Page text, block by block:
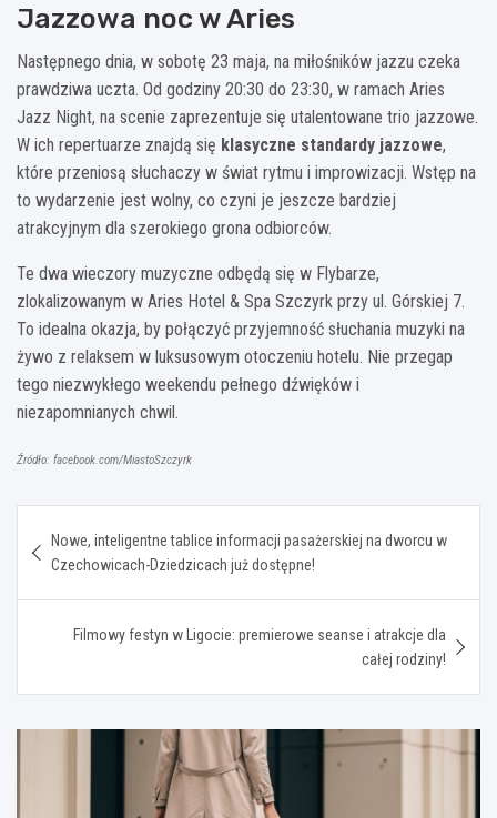
Jazzowa noc w Aries
Następnego dnia, w sobotę 23 maja, na miłośników jazzu czeka
prawdziwa uczta. Od godziny 20:30 do 23:30, w ramach Aries
Jazz Night, na scenie zaprezentuje się utalentowane trio jazzowe.
W ich repertuarze znajdą się klasyczne standardy jazzowe,
które przeniosą słuchaczy w świat rytmu i improwizacji. Wstęp na
to wydarzenie jest wolny, co czyni je jeszcze bardziej
atrakcyjnym dla szerokiego grona odbiorców.
Te dwa wieczory muzyczne odbędą się w Flybarze,
zlokalizowanym w Aries Hotel & Spa Szczyrk przy ul. Górskiej 7.
To idealna okazja, by połączyć przyjemność słuchania muzyki na
żywo z relaksem w luksusowym otoczeniu hotelu. Nie przegap
tego niezwykłego weekendu pełnego dźwięków i
niezapomnianych chwil.
Źródło: facebook.com/MiastoSzczyrk
wpisu
Nowe, inteligentne tablice informacji pasażerskiej na dworcu w
Czechowicach-Dziedzicach już dostępne!
Filmowy festyn w Ligocie: premierowe seanse i atrakcje dla
całej rodziny!